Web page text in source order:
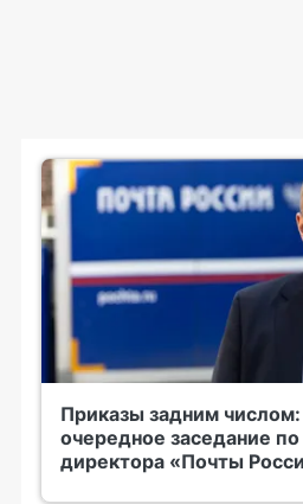
Приказы задним
очередное заседание
директора «Почты